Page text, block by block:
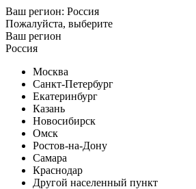
Ваш регион: Россия
Пожалуйста, выберите
Ваш регион
Россия
Москва
Санкт-Петербург
Екатеринбург
Казань
Новосибирск
Омск
Ростов-на-Дону
Самара
Краснодар
Другой населенный пункт